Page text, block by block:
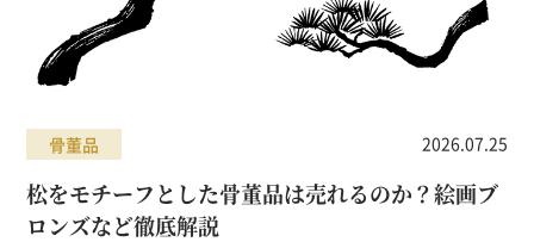
骨董品 2026.07.25
松をモチーフとした骨董品は売れるのか？絵画ブ
ロンズなど徹底解説